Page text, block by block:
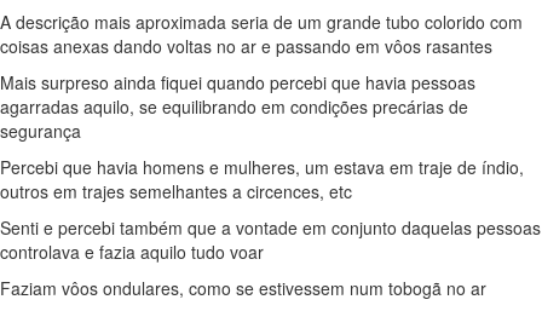
A descrição mais aproximada seria de um grande tubo colorido com
coisas anexas dando voltas no ar e passando em vôos rasantes
Mais surpreso ainda fiquei quando percebi que havia pessoas
agarradas aquilo, se equilibrando em condições precárias de
segurança
Percebi que havia homens e mulheres, um estava em traje de índio,
outros em trajes semelhantes a circences, etc
Senti e percebi também que a vontade em conjunto daquelas pessoas
controlava e fazia aquilo tudo voar
Faziam vôos ondulares, como se estivessem num tobogã no ar